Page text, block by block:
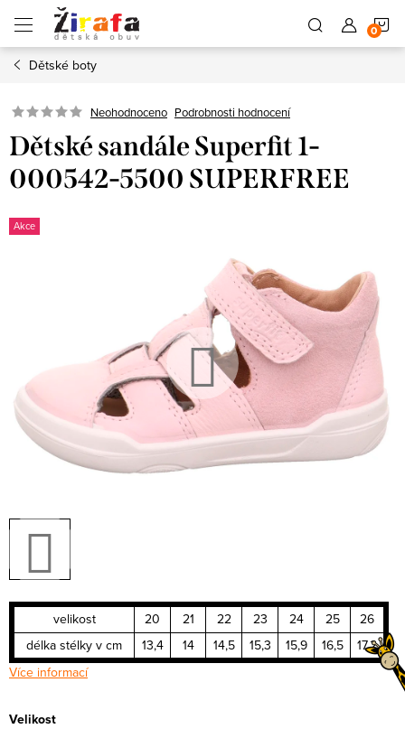
obsah
Dětské boty
Neohodnoceno Podrobnosti hodnocení
Dětské sandále Superfit 1-
000542-5500 SUPERFREE
Akce
velikost 20 21 22 23 24 25
26
délka stélky v cm
13,4 14 14,5 15,3 15,9 16,5
17,2
Více informací
Velikost